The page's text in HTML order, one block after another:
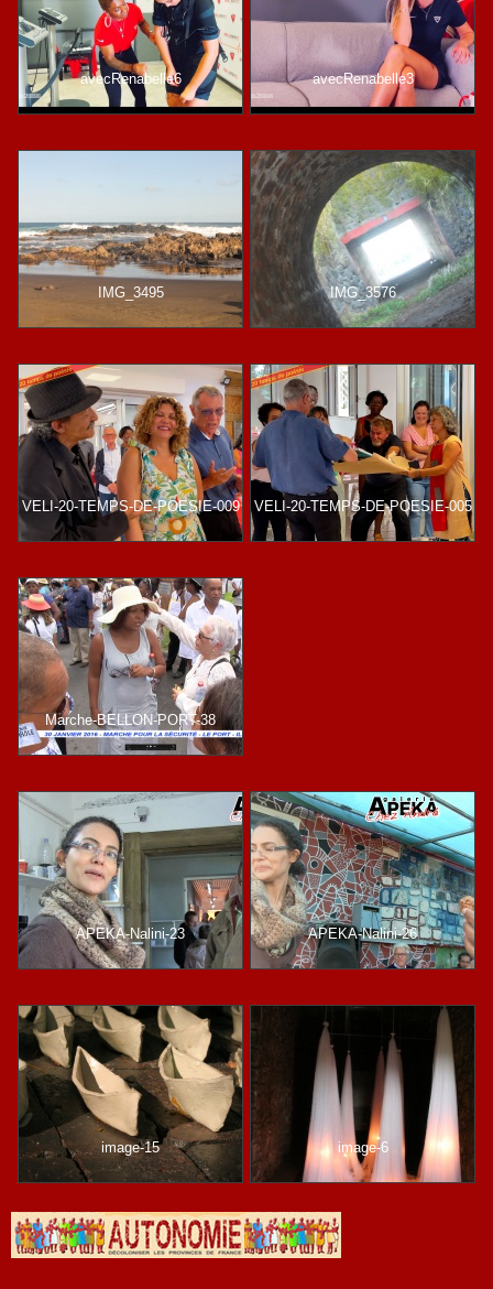
avecRenabelle6 avecRenabelle3
IMG_3495 IMG_3576
VELI-20-TEMPS-DE-POESIE-009 VELI-20-TEMPS-DE-POESIE-005
Marche-BELLON-PORT-38
APEKA-Nalini-23 APEKA-Nalini-26
image-15 image-6